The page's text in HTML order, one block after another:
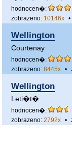
hodnocen�:
zobrazeno: 10146x •
Wellington
Courtenay
hodnocen�:
zobrazeno: 8445x •
Wellington
Leti�t�
hodnocen�:
zobrazeno: 2792x •